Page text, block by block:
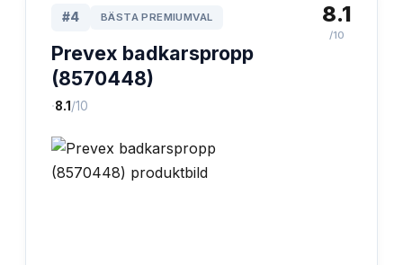
#4 BÄSTA PREMIUMVAL
Prevex badkarspropp
(8570448)
·8.1 /10
8.1
/10